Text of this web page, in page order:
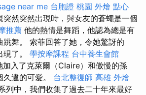
near me 台胞證 桃園 外燴 點心
突然突然出現時，與女友的蒼蠅是一個
推薦 他的熱情是舞蹈，他認為總是有
跳舞。 索菲回答了她，令她驚訝的
了。 學按摩課程 台中養生會館
加入了克萊爾（Claire）和傲慢的孫
違的可愛。 台北整復師 高雄 外燴
列中，我們收集了過去二十年來最好